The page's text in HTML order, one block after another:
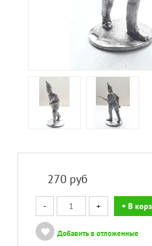
270 руб
- + + В
Добавить в отложенные